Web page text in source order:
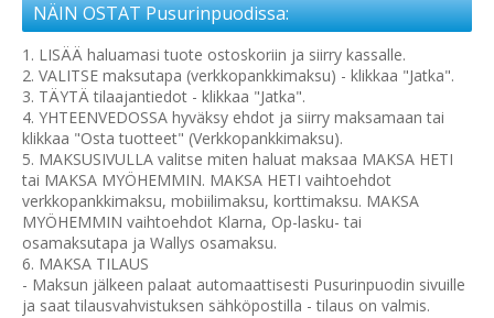
NÄIN OSTAT Pusurinpuodissa:
1. LISÄÄ haluamasi tuote ostoskoriin ja siirry kassalle.
2. VALITSE maksutapa (verkkopankkimaksu) - klikkaa "Jatka".
3. TÄYTÄ tilaajantiedot - klikkaa "Jatka".
4. YHTEENVEDOSSA hyväksy ehdot ja siirry maksamaan tai
klikkaa "Osta tuotteet" (Verkkopankkimaksu).
5. MAKSUSIVULLA valitse miten haluat maksaa MAKSA HETI
tai MAKSA MYÖHEMMIN. MAKSA HETI vaihtoehdot
verkkopankkimaksu, mobiilimaksu, korttimaksu. MAKSA
MYÖHEMMIN vaihtoehdot Klarna, Op-lasku- tai
osamaksutapa ja Wallys osamaksu.
6. MAKSA TILAUS
- Maksun jälkeen palaat automaattisesti Pusurinpuodin sivuille
ja saat tilausvahvistuksen sähköpostilla - tilaus on valmis.